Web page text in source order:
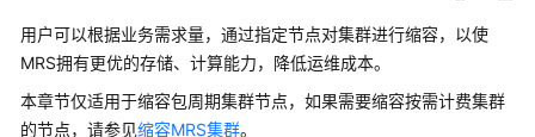
服
公
用户可以根据业务需求量，通过指定节点对集群进行缩容，以使
MRS拥有更优的存储、计算能力，降低运维成本。
本章节仅适用于缩容包周期集群节点，如果需要缩容按需计费集群
的节点，请参见缩容MRS集群。